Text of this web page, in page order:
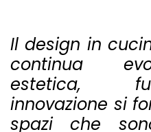
Il design in
continua
estetica,
innovazione si
spazi che